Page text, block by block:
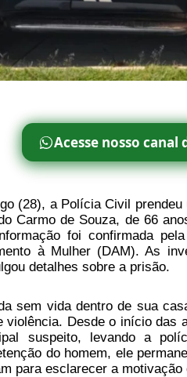
Acesse nosso canal
(28), a Polícia Civil
Carmo de Souza, de 66
foi confirmada
à Mulher (DAM). As
detalhes sobre a prisão.
sem vida dentro de sua
violência. Desde o início das
suspeito, levando a
do homem, ele
para esclarecer a